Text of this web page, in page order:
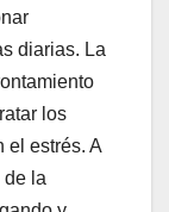
diarias. La
los
el estrés. A
de la